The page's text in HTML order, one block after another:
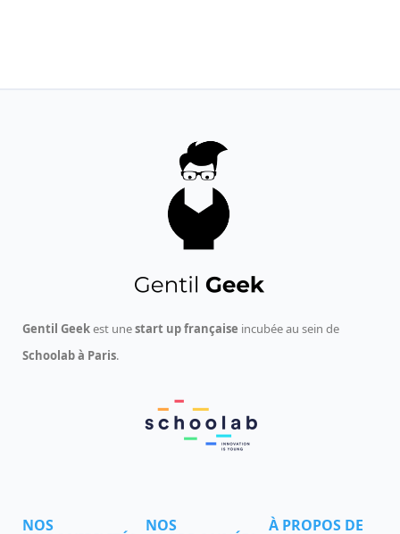
Gentil Geekest unestart up française incubée au sein de
Schoolab à Paris.
NOS NOS À PROPOS DE